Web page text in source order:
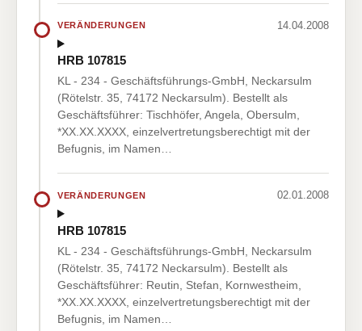
VERÄNDERUNGEN 14.04.2008
HRB 107815
KL - 234 - Geschäftsführungs-GmbH, Neckarsulm
(Rötelstr. 35, 74172 Neckarsulm). Bestellt als
Geschäftsführer: Tischhöfer, Angela, Obersulm,
*XX.XX.XXXX, einzelvertretungsberechtigt mit der
Befugnis, im Namen…
VERÄNDERUNGEN 02.01.2008
HRB 107815
KL - 234 - Geschäftsführungs-GmbH, Neckarsulm
(Rötelstr. 35, 74172 Neckarsulm). Bestellt als
Geschäftsführer: Reutin, Stefan, Kornwestheim,
*XX.XX.XXXX, einzelvertretungsberechtigt mit der
Befugnis, im Namen…